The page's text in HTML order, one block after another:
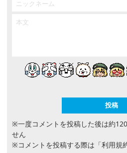
※一度コメントを投稿した後は約
せん
※コメントを投稿する際は 「利用規